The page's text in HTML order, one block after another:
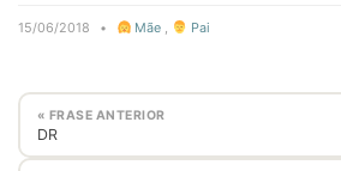
15/06/2018 • Mãe , Pai
« FRASE ANTERIOR
DR